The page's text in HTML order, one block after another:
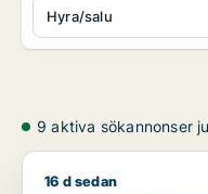
Hyra/salu
9 aktiva sökannonser
Oliver söker lager
16 d sedan